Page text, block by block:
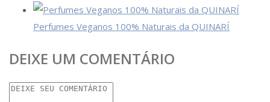
Perfumes Veganos 100% Naturais da QUINARÍ
DEIXE UM COMENTÁRIO